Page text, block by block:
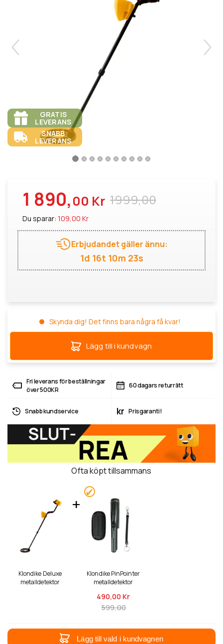
GRATIS
LEVERANS
SNABB
LEVERANS
1999,00
1 890,00 Kr
Du sparar: 109,00 Kr
Erbjudandet gäller ännu:
1d 16t 10m 22s
Skynda dig! Det finns bara några få kvar!
Lägg till i kundvagn
Fri leverans för beställningar
över 500KR
60 dagars returrätt
Snabb kundservice kr Prisgaranti!
Ofta köpt tillsammans
Klondike Deluxe
metalldetektor
Klondike PinPointer
metalldetektor
490,00 Kr
599,00
Lägg till vald i kundvagnen